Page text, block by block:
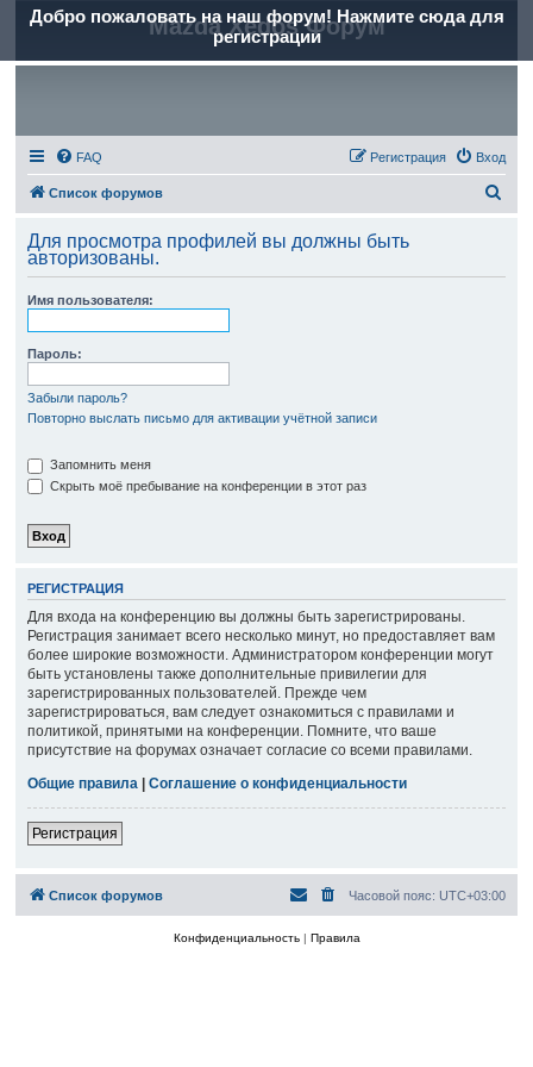
Добро пожаловать на наш форум! Нажмите сюда для
регистрации
Mazda Xedos Форум
FAQ Вход
Регистрация
Список форумов
с
Для просмотра профилей вы должны быть
авторизованы.
Имя пользователя:
Пароль:
Забыли пароль?
Повторно выслать письмо для активации учётной записи
Запомнить меня
Скрыть моё пребывание на конференции в этот раз
РЕГИСТРАЦИЯ
Для входа на конференцию вы должны быть зарегистрированы.
Регистрация занимает всего несколько минут, но предоставляет вам
более широкие возможности. Администратором конференции могут
быть установлены также дополнительные привилегии для
зарегистрированных пользователей. Прежде чем
зарегистрироваться, вам следует ознакомиться с правилами и
политикой, принятыми на конференции. Помните, что ваше
присутствие на форумах означает согласие со всеми правилами.
Общие правила |Соглашение о конфиденциальности
Регистрация
Список форумов Часовой пояс: UTC+03:00
Конфиденциальность| Правила